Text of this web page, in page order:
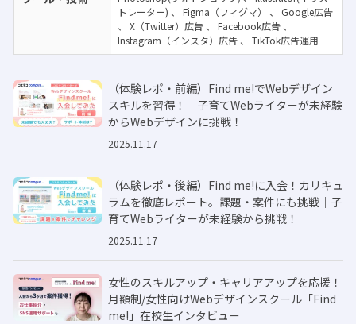
トレーター) 、 Figma（フィグマ） 、 Google広告
、 X（Twitter）広告 、 Facebook広告 、
Instagram（インスタ）広告 、 TikTok広告運用
（体験レポ・前編）Find me!でWebデザイン
スキルを習得！｜子育てWebライターが未経験
からWebデザインに挑戦！
2025.11.17
（体験レポ・後編）Find me!に入会！カリキュ
ラムを徹底レポート。課題・案件にも挑戦｜子
育てWebライターが未経験から挑戦！
2025.11.17
女性のスキルアップ・キャリアアップを応援！
月額制/女性向けWebデザインスクール「Find
me!」在校生インタビュー